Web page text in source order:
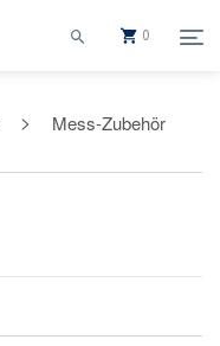
0
Mess-Zubehör